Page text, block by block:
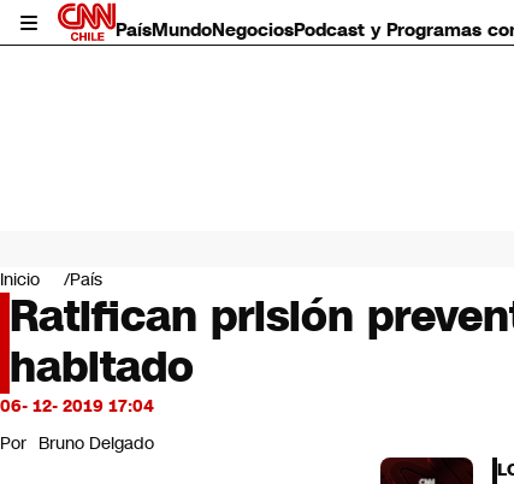
PaísMundoNegociosPodcast y Programas
Mundo
Negocios
Deportes
Programas completos
Cultura
Servicios
Bits
CNN Data
Inicio País
Ratifican prisión
habitado
06- 12- 2019 17:04
Por Bruno Delgado